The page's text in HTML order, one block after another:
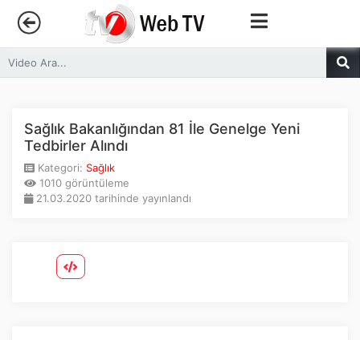
Anasayfa
Canlı Yayın
Kategoriler
Sağlık Bakanlığından 81 İle Genelge Yeni
Tedbirler Alındı
Kategori: Sağlık
1010 görüntüleme
21.03.2020 tarihinde yayınlandı